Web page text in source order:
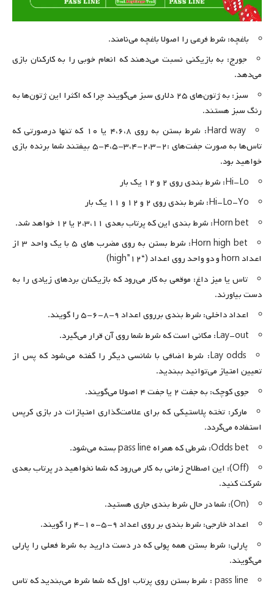
باغچه: شرط فرعی را اصولا باغچه می‌نامند.
جورج: به بازیکنی نسبت می‌دهند که انعام خوبی را به کارکنان بازی
می‌دهد.
سبز: به ژتون‌های ۲۵ دلاری سبز می‌گویند چرا که اکثرا این ژتون‌ها به
رنگ سبز هستند.
Hard way: شرط بستن به روی ۴،۶،۸ یا ۱۰ که تنها درصورتی که
تاس‌ها به صورت جفت‌های :۲-۲،۳-۳،۴-۴،۵-۵ بیفتند شما برنده بازی
خواهید بود.
Hi-Lo: شرط بندی روی ۲ و ۱۲ یک بار
Hi-Lo-Yo: شرط بندی روی ۲ و ۱۲ و ۱۱ یک بار
Horn bet: شرط بندی این که پرتاب بعدی ۲،۳،۱۱ یا ۱۲ خواهد شد.
Horn high bet: شرط بستن به روی مضرب ‌های ۵ با یک واحد ۳ از
اعداد horn و دو واحد روی اعداد (“high”۱۲)
تاس یا میز داغ: موقعی به کار می‌رود که بازیکنان بردهای زیادی را به
دست بیاورند.
اعداد داخلی: شرط بندی برروی اعداد ۹-۸-۶-۵ را گویند.
Lay-out: مکانی است که شرط شما روی آن قرار می‌گیرد.
Lay odds: شرط اضافی با شانسی دیگر را گفته می‌شود که پس از
تعیین امتیاز می‌توانید ببندید.
جوی کوچک: به جفت ۲ یا جفت ۴ اصولا می‌گویند.
مارکر: تخته پلاستیکی که برای علامت‌گذاری امتیازات در بازی کرپس
استفاده می‌گردد.
Odds bet: شرطی که همراه pass line بسته می‌شود.
(Off): این اصطلاح زمانی به کار می‌رود که شما نخواهید در پرتاب بعدی
شرکت کنید.
(On): شما در حال شرط بندی جاری هستید.
اعداد خارجی: شرط بندی بر روی اعداد ۹-۵-۱۰-۴ را گویند.
پارلی: شرط بستن همه پولی که در دست دارید به شرط فعلی را پارلی
می‌گویند.
pass line : شرط بستن روی پرتاب اول که شما شرط می‌بندید که تاس